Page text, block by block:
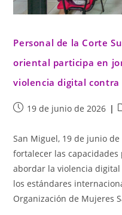
Personal de la Corte
oriental participa en
violencia digital contra
19 de junio de 2026
San Miguel, 19 de junio
fortalecer las
abordar la violencia
los estándares
Organización de Mujeres